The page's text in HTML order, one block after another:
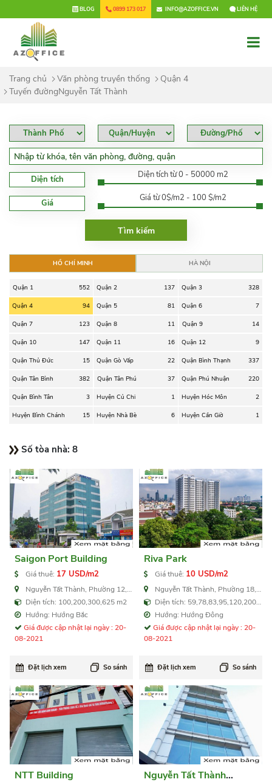
BLOG 0899 173 017 INFO@AZOFFICE.VN LIÊN HỆ×
Trang chủ Văn phòng truyền thống
Quận 4
Tuyến đườngNguyễn Tất Thành
Diện tích Diện tích từ 0 - 50000 m2
Giá Giá từ 0$/m2 - 100 $/m2
HỒ CHÍ MINH HÀ NỘI
Quận 1 552 Quận 2 137 Quận 3 328
Quận 4 94 Quận 5 81 Quận 6 7
Quận 7 123 Quận 8 11 Quận 9 14
Quận 10 147 Quận 11 16 Quận 12 9
Quận Thủ Đức 15 Quận Gò Vấp 22 Quận Bình Thạnh 337
Quận Tân Bình 382 Quận Tân Phú 37 Quận Phú Nhuận 220
Quận Bình Tân 3 Huyện Củ Chi 1 Huyện Hóc Môn 2
Huyện Bình Chánh 15 Huyện Nhà Bè 6 Huyện Cần Giờ 1
Số tòa nhà: 8
Saigon Port Building
Giá thuê: 17 USD/m2
Nguyễn Tất Thành, Phường 12,
Quận 4Diện tích: 100,200,300,625 m2
Hướng: Hướng Bắc
Giá được cập nhật lại ngày : 20-
08-2021
Đặt lịch xem So sánh
Riva Park
Giá thuê: 10 USD/m2
Nguyễn Tất Thành, Phường 18,
Quận 4Diện tích: 59,78,83,95,120,200
m2 Hướng: Hướng Đông
Giá được cập nhật lại ngày : 20-
08-2021
Đặt lịch xem So sánh
NTT Building
Nguyễn Tất Thành